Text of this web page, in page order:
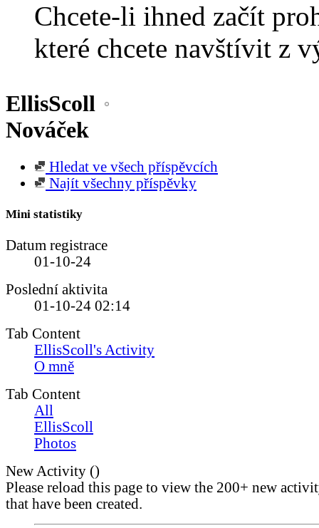
Chcete-li ihned začít
které chcete navštívit z
EllisScoll
Nováček
Hledat ve všech příspěvcích
Najít všechny příspěvky
Mini statistiky
Datum registrace
01-10-24
Poslední aktivita
01-10-24 02:14
Tab Content
EllisScoll's Activity
O mně
Tab Content
All
EllisScoll
Photos
New Activity ()
Please reload this page to view the 200+ new
that have been created.